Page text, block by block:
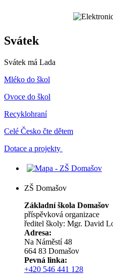
Svátek
Svátek má Lada
Mléko do škol
Ovoce do škol
Recyklohraní
Celé Česko čte dětem
Dotace a projekty
ZŠ Domašov
Základní škola Domašov
příspěvková organizace
ředitel školy: Mgr. David
Adresa:
Na Náměstí 48
664 83 Domašov
Pevná linka:
+420 546 441 128